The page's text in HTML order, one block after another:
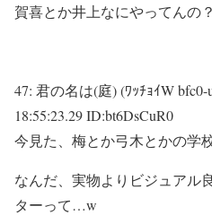
賀喜とか井上なにやってんの
47: 君の名は(庭) (ﾜｯﾁｮｲW bfc0-
18:55:23.29 ID:bt6DsCuR0
今見た、梅とか弓木とかの学
なんだ、実物よりビジュアル
ターって…w